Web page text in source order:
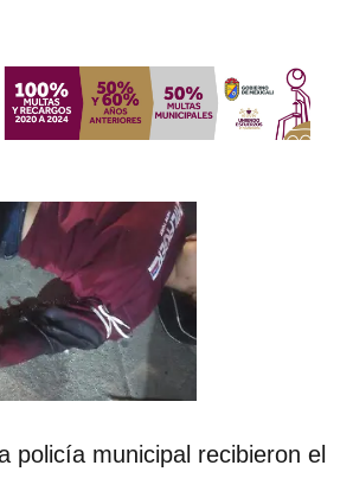
policía municipal recibieron el